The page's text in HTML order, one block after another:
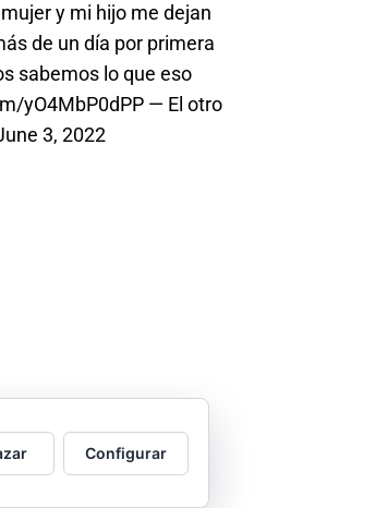
y mi hijo me dejan
de un día por primera
sabemos lo que eso
yO4MbP0dPP — El otro
3, 2022
Configurar